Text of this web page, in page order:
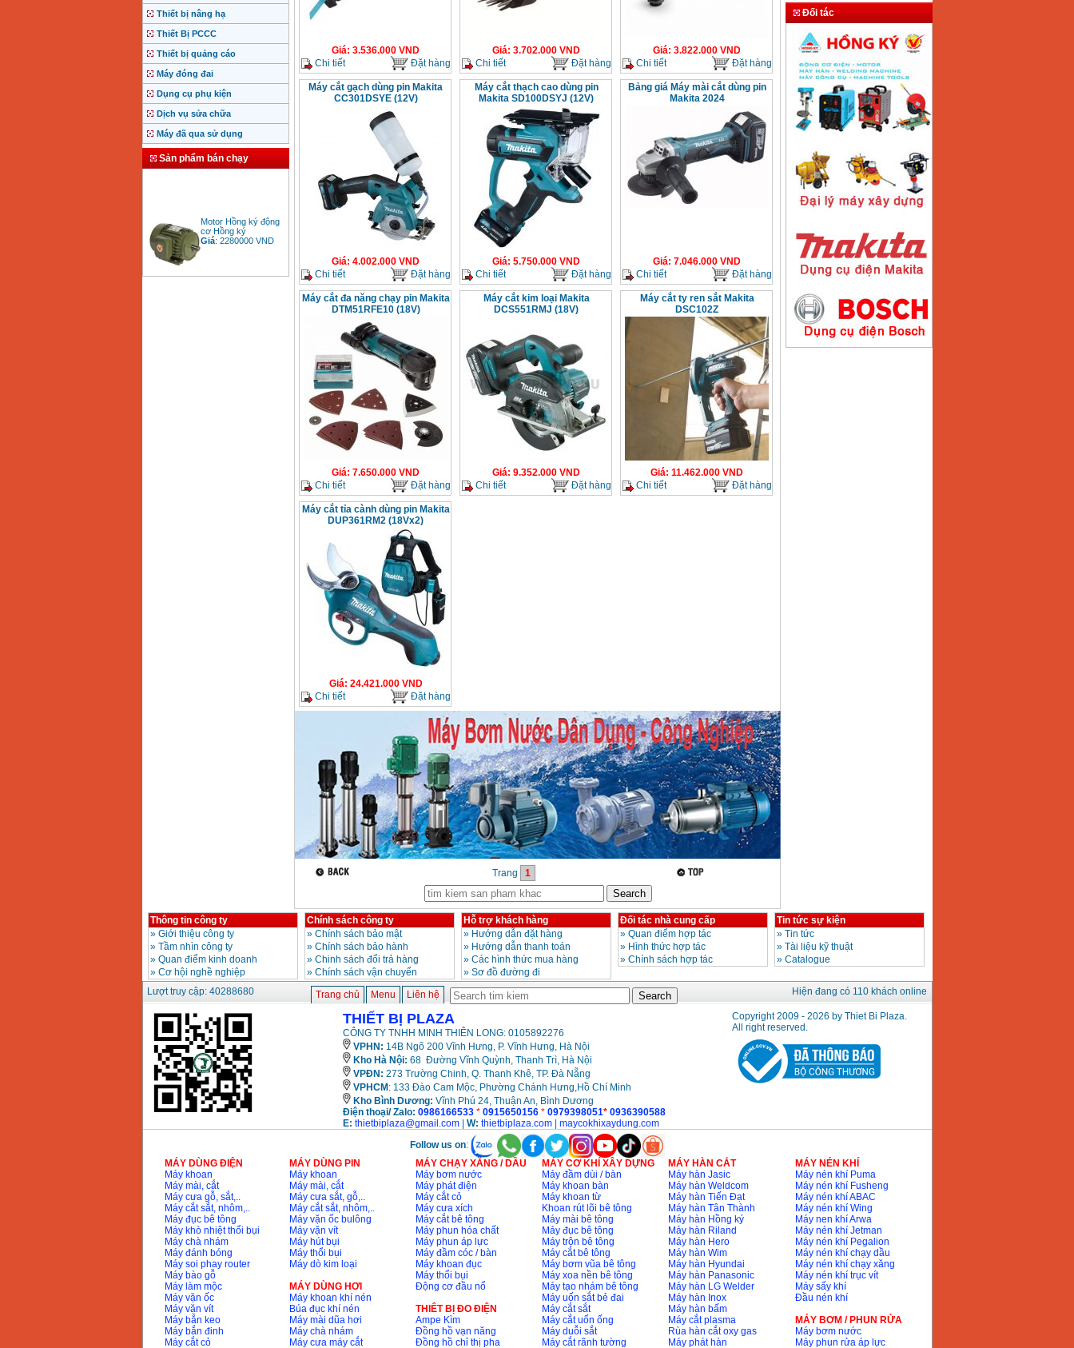
Thiết bị nâng hạ
Thiết Bị PCCC
Thiết bị quảng cáo
Máy đóng đai
Dụng cụ phụ kiện
Dịch vụ sửa chữa
Máy đã qua sử dụng
Sản phẩm bán chạy
cơ Hồng ký
Giá:2280000
Giá: 3.536.000 VND
Chi tiết
Đặt hàng
Giá: 3.702.000 VND
Chi tiết
Đặt hàng
Giá: 3.822.000 VND
Chi tiết
Đặt hàng
Máy cắt gạch dùng pin Makita
CC301DSYE (12V)
Giá: 4.002.000 VND
Chi tiết
Đặt hàng
Máy cắt thạch cao dùng pin
Makita SD100DSYJ (12V)
Giá: 5.750.000 VND
Chi tiết
Đặt hàng
Bảng giá Máy mài cắt dùng pin
Makita 2024
Giá: 7.046.000 VND
Chi tiết
Đặt hàng
Máy cắt đa năng chạy pin Makita
DTM51RFE10 (18V)
Giá: 7.650.000 VND
Chi tiết
Đặt hàng
Máy cắt kim loại Makita
DCS551RMJ (18V)
Giá: 9.352.000 VND
Chi tiết
Đặt hàng
Máy cắt ty ren sắt Makita
DSC102Z
Giá: 11.462.000 VND
Chi tiết
Đặt hàng
Máy cắt tỉa cành dùng pin Makita
DUP361RM2 (18Vx2)
Giá: 24.421.000VND
Chi tiết
Đặt hàng
Trang 1
600mm Hồng Ký
Giá:3290000VND
Máy hàn que Hồng
ký Jet SR200R
Giá:2350000 VND
Máy hàn que điện tử
Hồng ký HK 200Z
Giá:2770000 VND
Máy hàn que điện tử
Hồng Ký HKM200D
Giá:2890000VND
Máy hàn que điện tử
Hồng ký HK200E
» Máy nén khí Jetman
» HDSD Máy Hàn Ống Nhựa
HDPE quay tay thủy lực
» Đại lý bán Máy hàn
DONSUN Thượng Hải
» Máy khoan rút lõi cầm tay
chạy điện pin
» Hình thức thanh toán tại
Thiết Bị Plaza
» Máy ổn áp, máy biến áp
Fushin
» Các loại khí dùng cho máy
cắt kim loại Plasma
Đối tác
Thông tin công ty
» Giới thiệu công ty
» Tầm nhìn công ty
» Quan điểm kinh doanh
» Cơ hội nghề nghiệp
Chính sách công ty
» Chính sách bảo mật
» Chính sách bảo hành
» Chinh sách đổi trả hàng
» Chính sách vận chuyển
Hỗ trợ khách hàng
» Hướng dẫn đặt hàng
» Hướng dẫn thanh toán
» Các hình thức mua hàng
» Sơ đồ đường đi
Đối tác nhà cung cấp
» Quan điểm hợp tác
» Hình thức hợp tác
» Chính sách hợp tác
Tin tức sự kiện
» Tin tức
» Tài liệu kỹ thuật
» Catalogue
Lượt truy cập: 40288680 Trang chủ Menu Liên hệ Hiện đang có 110 khách online
THIẾT BỊ PLAZA
CÔNG TY TNHH MINH THIÊN LONG: 0105892276
VPHN: 14B Ngõ 200 Vĩnh Hưng, P. Vĩnh Hưng, Hà Nội
Kho Hà Nội: 68 Đường Vĩnh Quỳnh, Thanh Trì, Hà Nội
VPĐN: 273 Trường Chinh, Q. Thanh Khê, TP. Đà Nẵng
VPHCM : 133 Đào Cam Mộc, Phường Chánh Hưng,Hồ Chí Minh
Kho Bình Dương: Vĩnh Phú 24, Thuận An, Bình Dương
Điện thoại/ Zalo: 0986166533 * 0915650156* 0979398051* 0936390588
E: thietbiplaza@gmail.com| W: thietbiplaza.com| maycokhixaydung.com
Copyright 2009 - 2026 by Thiet Bi Plaza.
All right reserved.
Follow us on:
MÁY DÙNG ĐIỆN
Máy khoan
Máy mài, cắt
Máy cưa gỗ, sắt,..
Máy cắt sắt, nhôm,..
Máy đục bê tông
Máy khò nhiệt thổi bụi
Máy chà nhám
Máy đánh bóng
Máy soi phay router
Máy bào gỗ
Máy làm mộc
Máy vặn ốc
Máy vặn vít
Máy bắn keo
Máy bắn đinh
Máy cắt cỏ
MÁY DÙNG PIN
Máy khoan
Máy mài, cắt
Máy cưa sắt, gỗ,..
Máy cắt sắt, nhôm,..
Máy vặn ốc bulông
Máy vặn vít
Máy hút bụi
Máy thổi bụi
Máy dò kim loại
MÁY DÙNG HƠI
Máy khoan khí nén
Búa đục khí nén
Máy mài dũa hơi
Máy chà nhám
Máy cưa máy cắt
MÁY CHẠY XĂNG / DẦU
Máy bơm nước
Máy phát điện
Máy cắt cỏ
Máy cưa xích
Máy cắt bê tông
Máy phun hóa chất
Máy phun áp lực
Máy đầm cóc / bàn
Máy khoan đục
Máy thổi bụi
Động cơ đầu nổ
THIÊT BỊ ĐO ĐIỆN
Ampe Kìm
Đồng hồ vạn năng
Đồng hồ chỉ thị pha
MÁY CƠ KHÍ XÂY DỰNG
Máy đầm dùi / bàn
Máy khoan bàn
Máy khoan từ
Khoan rút lõi bê tông
Máy mài bê tông
Máy đục bê tông
Máy trộn bê tông
Máy cắt bê tông
Máy bơm vũa bê tông
Máy xoa nền bê tông
Máy tạo nhám bê tông
Máy uốn sắt bẻ đai
Máy cắt sắt
Máy cắt uốn ống
Máy duỗi sắt
Máy cắt rãnh tường
MÁY HÀN CẮT
Máy hàn Jasic
Máy hàn Weldcom
Máy hàn Tiến Đạt
Máy hàn Tân Thành
Máy hàn Hồng ký
Máy hàn Riland
Máy hàn Hero
Máy hàn Wim
Máy hàn Hyundai
Máy hàn Panasonic
Máy hàn LG Welder
Máy hàn Inox
Máy hàn bấm
Máy cắt plasma
Rùa hàn cắt oxy gas
Máy phát hàn
MÁY NÉN KHÍ
Máy nén khí Puma
Máy nén khí Fusheng
Máy nén khí ABAC
Máy nén khí Wing
Máy nen khí Arwa
Máy nén khí Jetman
Máy nén khí Pegalion
Máy nén khí chạy dầu
Máy nén khí chạy xăng
Máy nén khí trục vít
Máy sấy khí
Đầu nén khí
MÁY BƠM / PHUN RỬA
Máy bơm nước
Máy phun rửa áp lực